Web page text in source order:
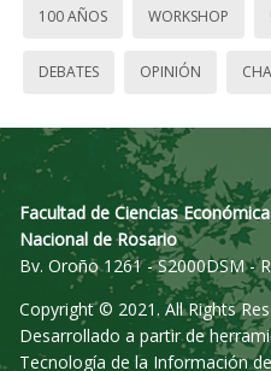
100 AÑOS WORKSHOP
DEBATES OPINIÓN
Facultad de Ciencias
Nacional de Rosario
Bv. Oroño 1261 - S2000DSM -
Copyright © 2021. All Rights
Desarrollado a partir de
Tecnología de la Información de